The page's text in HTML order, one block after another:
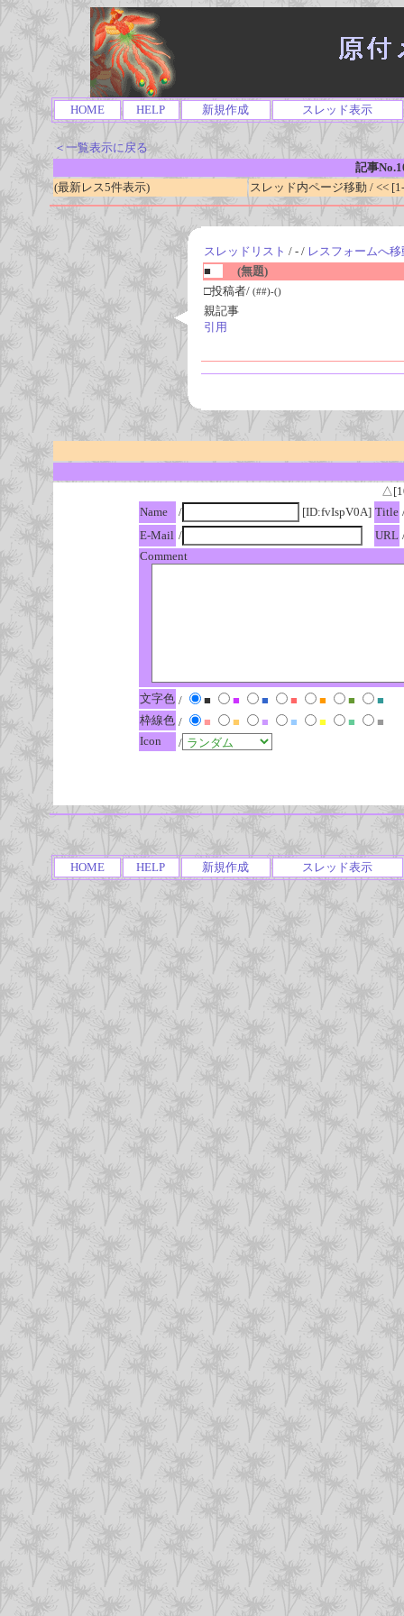
HOME HELP 新規作成 スレッド表示
＜一覧表示に戻る
記事
(最新レス5件表示)
スレッド内ページ移動 / <<
スレッドリスト / - / レスフォームへ移
■
(無題)
□投稿者/ (##)-()
親記事
引用
Name
/ [ID:fvIspV0A] Title
E-Mail / URL
Comment
文字色 / ■ ■ ■ ■ ■ ■
■
枠線色 / ■ ■ ■ ■ ■ ■
■
Icon
/
HOME HELP 新規作成 スレッド表示